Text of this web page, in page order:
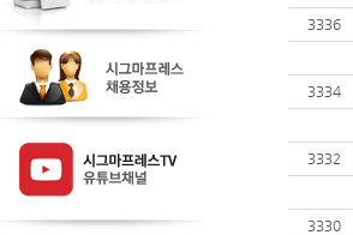
3336
3334
3332
3330